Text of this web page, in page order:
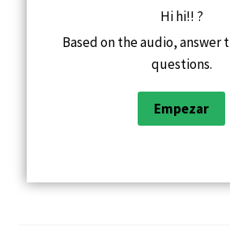
Hi hi!! ?
Based on the audio, answer
questions.